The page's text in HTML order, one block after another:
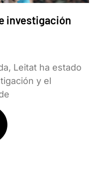
investigación
Leitat ha estado
y el